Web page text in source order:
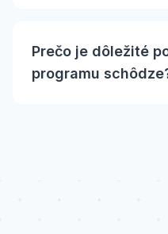
Prečo je dôležité
programu